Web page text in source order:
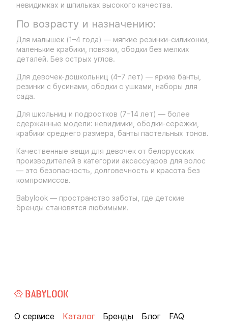
невидимках и шпильках высокого качества.
По возрасту и назначению:
Для малышек (1–4 года) — мягкие резинки-силиконки,
маленькие крабики, повязки, ободки без мелких
деталей. Без острых углов.
Для девочек-дошкольниц (4–7 лет) — яркие банты,
резинки с бусинами, ободки с ушками, наборы для
сада.
Для школьниц и подростков (7–14 лет) — более
сдержанные модели: невидимки, ободки-серёжки,
крабики среднего размера, банты пастельных тонов.
Качественные вещи для девочек от белорусских
производителей в категории аксессуаров для волос
— это безопасность, долговечность и красота без
компромиссов.
Babylook — пространство заботы, где детские
бренды становятся любимыми.
О сервисе Каталог Бренды Блог
FAQ